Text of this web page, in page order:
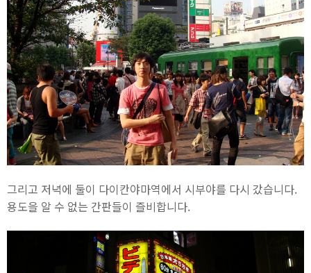
그리고 저녁에 둘이 다이칸야마역에서 시부야를 다시 갔습니다.
용도을 알 수 없는 간판들이 즐비합니다.